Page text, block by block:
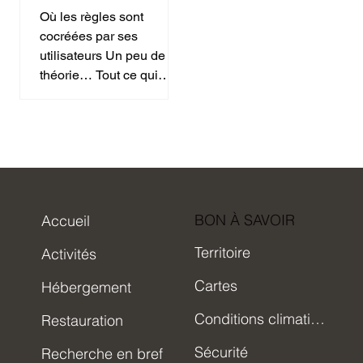
Accueil
Activités
Hébergement
Restauration
Recherche en bref
BON À SAVOIR
Territoire
Cartes
Conditions climatiques
Sécurité
Où les règles sont
cocréées par ses
utilisateurs Un peu de
théorie… Tout ce qui